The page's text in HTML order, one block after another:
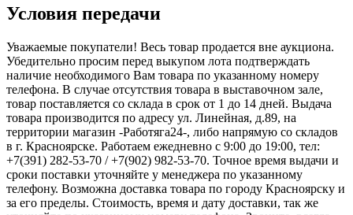
Условия передачи
Уважаемые покупатели! Весь товар продается вне аукциона.
Убедительно просим перед выкупом лота подтверждать
наличие необходимого Вам товара по указанному номеру
телефона. В случае отсутствия товара в выставочном зале,
товар поставляется со склада в срок от 1 до 14 дней. Выдача
товара производится по адресу ул. Линейная, д.89, на
территории магазин -Работяга24-, либо напрямую со складов
в г. Красноярске. Работаем ежедневно с 9:00 до 19:00, тел:
+7(391) 282-53-70 / +7(902) 982-53-70. Точное время выдачи и
сроки поставки уточняйте у менеджера по указанному
телефону. Возможна доставка товара по городу Красноярску и
за его пределы. Стоимость, время и дату доставки, так же